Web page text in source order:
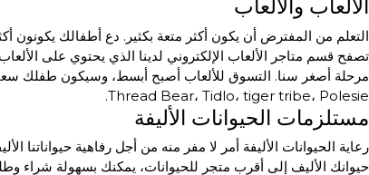
الألعاب والألعاب
التعلم من المفترض أن يكون أكثر متعة بكثير. دع أطفالك يكونون
Thread Bear، Tidlo، tiger tribe، Polesie.
مستلزمات الحيوانات الأليفة
رعاية الحيوانات الأليفة أمر لا مفر منه من أجل رفاهية حيواناتنا
حيوانك الأليف إلى أقرب متجر للحيوانات، يمكنك بسهولة شراء